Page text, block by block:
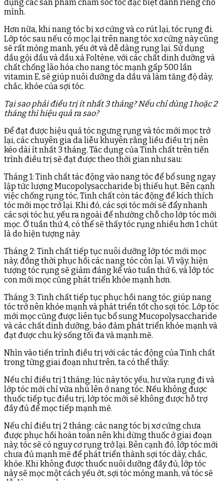
dụng các sản phẩm chăm sóc tóc đặc biệt dành riêng cho
mình.
Hơn nữa, khi nang tóc bị xơ cứng và co rút lại, tóc rụng đi.
Lớp tóc sau nếu có mọc lại trên nang tóc xơ cứng này cũng
sẽ rất mỏng manh, yếu ớt và dễ dàng rụng lại. Sử dụng
dầu gội dầu và dầu xả Foltène, với các chất dinh dưỡng và
chất chống lão hóa cho nang tóc mạnh gấp 500 lần
vitamin E, sẽ giúp nuôi dưỡng da dầu và làm tăng độ dày,
chắc, khỏe của sợi tóc.
Tại sao phải điều trị ít nhất 3 tháng? Nếu chỉ dùng 1 hoặc 2
tháng thì hiệu quả ra sao?
Để đạt được hiệu quả tóc ngưng rụng và tóc mới mọc trở
lại, các chuyên gia da liễu khuyên rằng liều điều trị nên
kéo dài ít nhất 3 tháng. Tác dụng của Tinh chất trên tiến
trình điều trị sẽ đạt được theo thời gian như sau:
Tháng 1: Tinh chất tác động vào nang tóc để bổ sung ngay
lập tức lượng Mucopolysaccharide bị thiếu hụt. Bên cạnh
việc chống rụng tóc, Tinh chất còn tác động để kích thích
tóc mới mọc trở lại. Khi đó, các sợi tóc mới sẽ đẩy nhanh
các sợi tóc hư, yếu ra ngoài để nhường chỗ cho lớp tóc mới
mọc. Ở tuần thứ 4, có thể sẽ thấy tóc rụng nhiều hơn 1 chút
là do hiện tượng này.
Tháng 2: Tinh chất tiếp tục nuôi dưỡng lớp tóc mới mọc
này, đồng thời phục hồi các nang tóc còn lại. Vì vậy, hiện
tượng tóc rụng sẽ giảm đáng kể vào tuần thứ 6, và lớp tóc
con mới mọc cũng phát triển khỏe mạnh hơn.
Tháng 3: Tinh chất tiếp tục phục hồi nang tóc, giúp nang
tóc trở nên khỏe mạnh và phát triển tốt cho sợi tóc. Lớp tóc
mới mọc cũng được liên tục bổ sung Mucopolysaccharide
và các chất dinh dưỡng, bảo đảm phát triển khỏe mạnh và
đạt được chu kỳ sống tối đa và mạnh mẽ.
Nhìn vào tiến trình điều trị với các tác động của Tinh chất
trong từng giai đoạn như trên, ta có thể thấy:
Nếu chỉ điều trị 1 tháng: lúc này tóc yếu, hư vừa rụng đi và
lớp tóc mới chỉ vừa nhú lên ở nang tóc. Nếu không được
thuốc tiếp tục điều trị, lớp tóc mới sẽ không được hỗ trợ
đầy đủ để mọc tiếp mạnh mẽ.
Nếu chỉ điều trị 2 tháng: các nang tóc bị xơ cứng chưa
được phục hồi hoàn toàn nên khi dừng thuốc ở giai đoạn
này, tóc sẽ có nguy cơ rụng trở lại. Bên cạnh đó, lớp tóc mới
chưa đủ mạnh mẽ để phát triển thành sợi tóc dày, chắc,
khỏe. Khi không được thuốc nuôi dưỡng đầy đủ, lớp tóc
này sẽ mọc một cách yếu ớt, sợi tóc mỏng manh, và tóc sẽ